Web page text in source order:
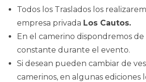
Todos los Traslados los
empresa privada Los Cautos.
En el camerino dispondremos
constante durante el evento.
Si desean pueden cambiar de
camerinos, en algunas ediciones